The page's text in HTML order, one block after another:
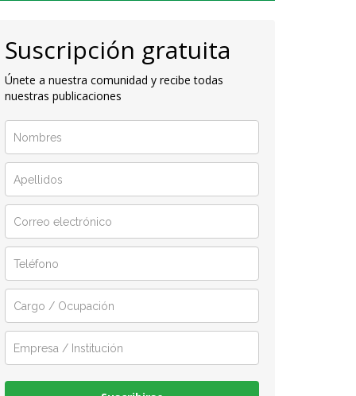
Suscripción gratuita
Únete a nuestra comunidad y recibe todas
nuestras publicaciones